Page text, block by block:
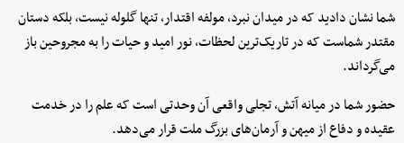
شما نشان دادید که در میدان نبرد، مولفه اقتدار، تنها گلوله نیست، بلکه دستان
مقتدر شماست که در تاریک‌ترین لحظات، نور امید و حیات را به مجروحین باز
می‌گرداند.
حضور شما در میانه آتش، تجلی واقعی آن وحدتی است که علم را در خدمت
عقیده و دفاع از میهن و آرمان‌های بزرگ ملت قرار می‌دهد.